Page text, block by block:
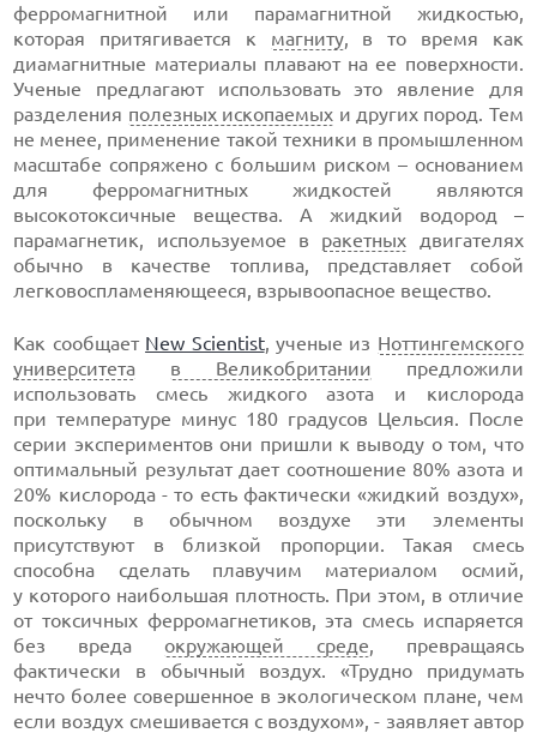
ферромагнитной или парамагнитной жидкостью,
которая притягивается к магниту, в то время как
диамагнитные материалы плавают на ее поверхности.
Ученые предлагают использовать это явление для
разделения полезных ископаемых и других пород. Тем
не менее, применение такой техники в промышленном
масштабе сопряжено с большим риском – основанием
для ферромагнитных жидкостей являются
высокотоксичные вещества. А жидкий водород –
парамагнетик, используемое в ракетных двигателях
обычно в качестве топлива, представляет собой
легковоспламеняющееся, взрывоопасное вещество.
Как сообщает New Scientist, ученые из Ноттингемского
университета
в Великобритании предложили
использовать смесь жидкого азота и кислорода
при температуре минус 180 градусов Цельсия. После
серии экспериментов они пришли к выводу о том, что
оптимальный результат дает соотношение 80% азота и
20% кислорода - то есть фактически «жидкий воздух»,
поскольку в обычном воздухе эти элементы
присутствуют в близкой пропорции. Такая смесь
способна сделать плавучим материалом осмий,
у которого наибольшая плотность. При этом, в отличие
от токсичных ферромагнетиков, эта смесь испаряется
без вреда окружающей среде, превращаясь
фактически в обычный воздух. «Трудно придумать
нечто более совершенное в экологическом плане, чем
если воздух смешивается с воздухом», - заявляет автор